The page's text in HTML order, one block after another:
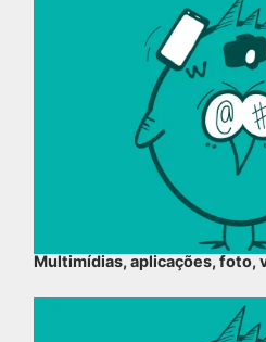
Multimídias, aplicações, foto,